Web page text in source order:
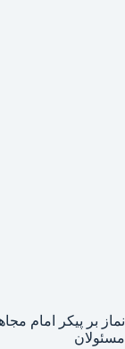
نماز بر پیکر امام
مسئولان